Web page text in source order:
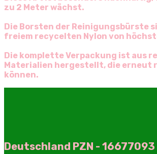
zu 2 Meter wächst.
Die Borsten der Reinigungsbürste
freiem recycelten Nylon von
Die komplette Verpackung ist aus
Materialien hergestellt, die erneut
können.
Deutschland PZN - 16677093